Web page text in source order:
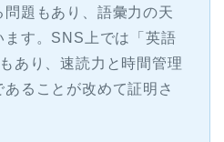
題もあり、語彙力の天
す。SNS上では「英語
あり、速読力と時間管理
ることが改めて証明さ